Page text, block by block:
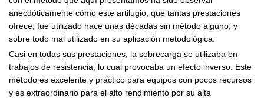
anecdóticamente cómo este artilugio, que tantas prestaciones
ofrece, fue utilizado hace unas décadas sin método alguno; y
sobre todo mal utilizado en su aplicación metodológica.
Casi en todas sus prestaciones, la sobrecarga se utilizaba en
trabajos de resistencia, lo cual provocaba un efecto inverso. Este
método es excelente y práctico para equipos con pocos recursos
y es extraordinario para el alto rendimiento por su alta